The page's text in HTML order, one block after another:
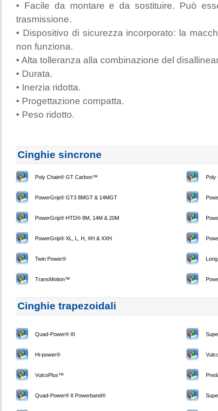
• Facile da montare e da sostituire. Può
trasmissione.
• Dispositivo di sicurezza incorporato: la
non funziona.
• Alta tolleranza alla combinazione del
• Durata.
• Inerzia ridotta.
• Progettazione compatta.
• Peso ridotto.
Cinghie sincrone
Poly Chain® GT Carbon™ Poly
PowerGrip® GT3 8MGT & 14MGT
PowerGrip® HTD® 8M, 14M & 20M
PowerGrip® XL, L, H, XH & XXH
Twin Power®
TransMotion™
Cinghie trapezoidali
Quad-Power® III
Hi-power®
VulcoPlus™
Quad-Power® II Powerband®